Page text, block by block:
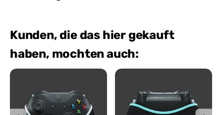
Kunden, die das hier gekauft
haben, mochten auch: